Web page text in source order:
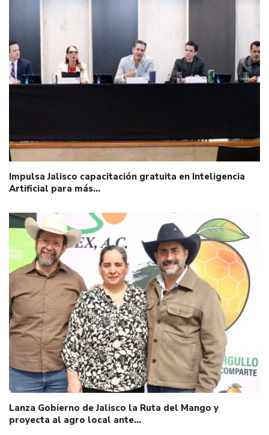
Impulsa Jalisco capacitación gratuita en Inteligencia
Artificial para más…
Lanza Gobierno de Jalisco la Ruta del Mango y
proyecta al agro local ante…